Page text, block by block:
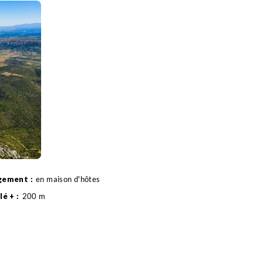
à travers les vignobles des Corbières, la
en maison d'hôtes
200 m